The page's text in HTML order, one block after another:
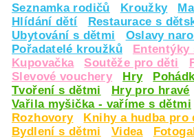
Seznamka rodičů Kroužky
Hlídání dětí
Restaurace s
Ubytování s dětmi
Oslavy
Pořadatelé kroužků
Ententýky
Kupovačka
Soutěže pro děti
Slevové vouchery
Hry
Tvoření s dětmi
Hry pro hravé
Vařila myšička - vaříme s dětmi
Rozhovory
Knihy a hudba pro
Bydlení s dětmi
Videa